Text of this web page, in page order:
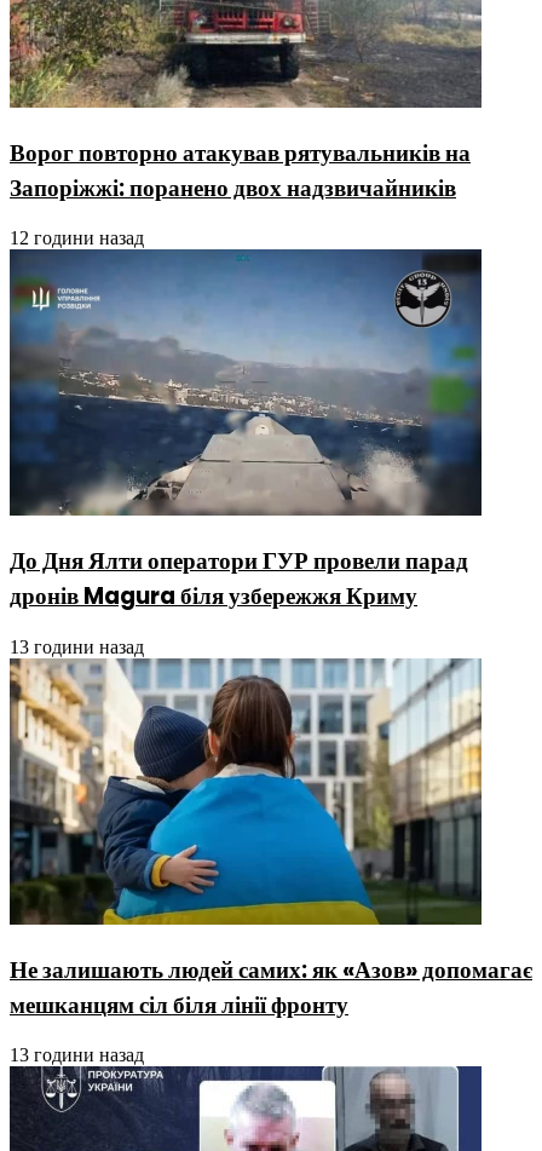
Ворог повторно атакував рятувальників на
Запоріжжі: поранено двох надзвичайників
12 години назад
До Дня Ялти оператори ГУР провели парад
дронів Magura біля узбережжя Криму
13 години назад
Не залишають людей самих: як «Азов» допомагає
мешканцям сіл біля лінії фронту
13 години назад